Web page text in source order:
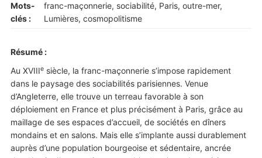
Mots-
clés :
franc-maçonnerie, sociabilité, Paris, outre-mer,
Lumières, cosmopolitisme
Résumé :
Au XVIIIesiècle, la franc-maçonnerie s’impose rapidement
dans le paysage des sociabilités parisiennes. Venue
d’Angleterre, elle trouve un terreau favorable à son
déploiement en France et plus précisément à Paris, grâce au
maillage de ses espaces d’accueil, de sociétés en dîners
mondains et en salons. Mais elle s’implante aussi durablement
auprès d’une population bourgeoise et sédentaire, ancrée